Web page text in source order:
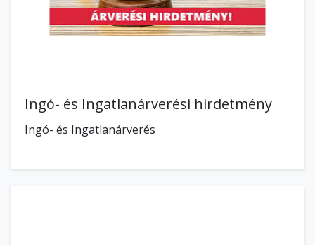
Ingó- és Ingatlanárverési hirdetmény
Ingó- és Ingatlanárverés